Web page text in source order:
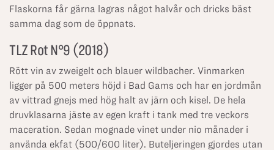
Flaskorna får gärna lagras något halvår och dricks bäst
samma dag som de öppnats.
TLZ Rot N°9 (2018)
Rött vin av zweigelt och blauer wildbacher. Vinmarken
ligger på 500 meters höjd i Bad Gams och har en jordmån
av vittrad gnejs med hög halt av järn och kisel. De hela
druvklasarna jäste av egen kraft i tank med tre veckors
maceration. Sedan mognade vinet under nio månader i
använda ekfat (500/600 liter). Buteljeringen gjordes utan